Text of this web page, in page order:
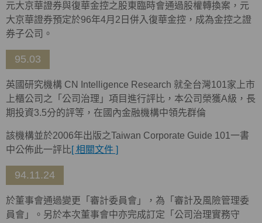
元大京華證券與復華金控之股東臨時會通過股權轉換案，元
大京華證券預定於96年4月2日併入復華金控，成為金控之證
券子公司。
95.03
英國研究機構 CN Intelligence Research 就全台灣101家上市
上櫃公司之「公司治理」項目進行評比，本公司榮獲A級，長
期投資3.5分的評等，在國內金融機構中領先群倫
該機構並於2006年出版之Taiwan Corporate Guide 101一書
中公佈此一評比[ 相關文件 ]
94.11.24
於董事會通過變更「審計委員會」，為「審計及風險管理委
員會」。另於本次董事會中亦完成訂定「公司治理實務守